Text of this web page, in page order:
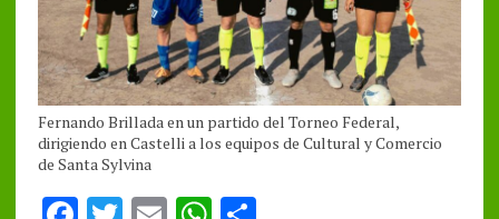
Fernando Brillada en un partido del Torneo Federal,
dirigiendo en Castelli a los equipos de Cultural y Comercio
de Santa Sylvina